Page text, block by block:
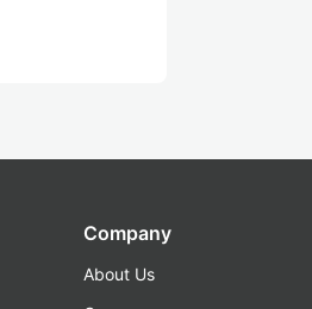
Company
About Us